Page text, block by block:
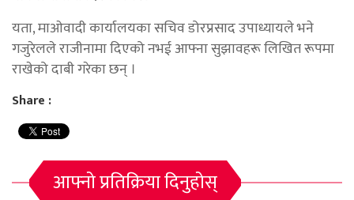
यता, माओवादी कार्यालयका सचिव डोरप्रसाद उपाध्यायले भने
गजुरेलले राजीनामा दिएको नभई आफ्ना सुझावहरू लिखित रूपमा
राखेको दाबी गरेका छन् ।
Share :
आफ्नो प्रतिक्रिया दिनुहोस्